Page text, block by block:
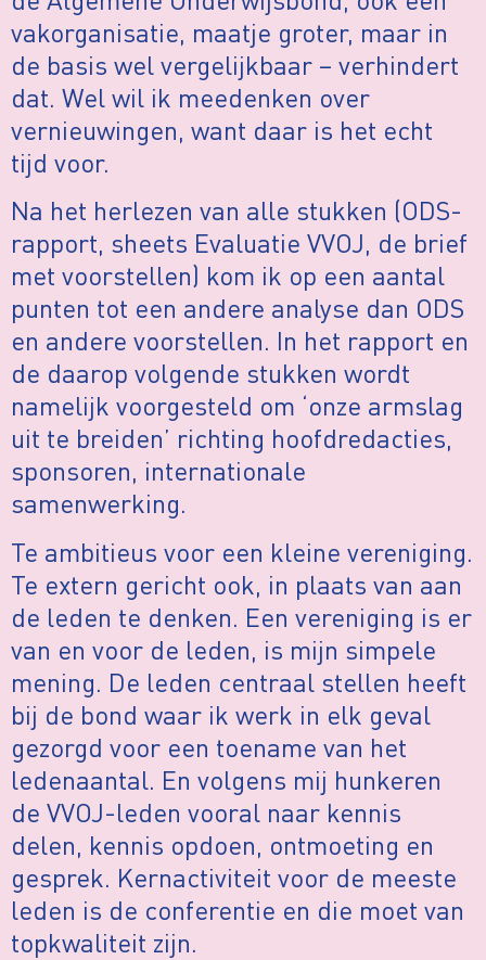
vakorganisatie, maatje groter, maar in
de basis wel vergelijkbaar – verhindert
dat. Wel wil ik meedenken over
vernieuwingen, want daar is het echt
tijd voor.
Na het herlezen van alle stukken (ODS-
rapport, sheets Evaluatie VVOJ, de brief
met voorstellen) kom ik op een aantal
punten tot een andere analyse dan ODS
en andere voorstellen. In het rapport en
de daarop volgende stukken wordt
namelijk voorgesteld om ‘onze armslag
uit te breiden’ richting hoofdredacties,
sponsoren, internationale
samenwerking.
Te ambitieus voor een kleine vereniging.
Te extern gericht ook, in plaats van aan
de leden te denken. Een vereniging is er
van en voor de leden, is mijn simpele
mening. De leden centraal stellen heeft
bij de bond waar ik werk in elk geval
gezorgd voor een toename van het
ledenaantal. En volgens mij hunkeren
de VVOJ-leden vooral naar kennis
delen, kennis opdoen, ontmoeting en
gesprek. Kernactiviteit voor de meeste
leden is de conferentie en die moet van
topkwaliteit zijn.